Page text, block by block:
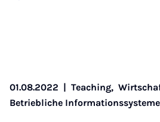
01.08.2022 Teaching,
Betriebliche Informationssysteme